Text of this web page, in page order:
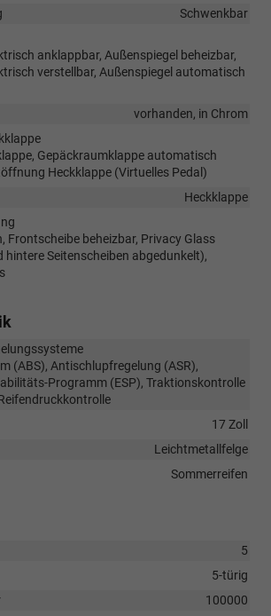
Schwenkbar
anklappbar, Außenspiegel beheizbar,
verstellbar, Außenspiegel automatisch
vorhanden, in Chrom
Gepäckraumklappe automatisch
Heckklappe (Virtuelles Pedal)
Heckklappe
Frontscheibe beheizbar, Privacy Glass
hintere Seitenscheiben abgedunkelt),
(ABS), Antischlupfregelung (ASR),
Programm (ESP), Traktionskontrolle
17 Zoll
Leichtmetallfelge
Sommerreifen
5
5-türig
100000